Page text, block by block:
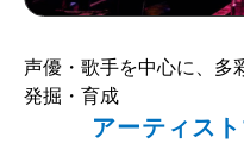
声優・歌手を中心に、多
発掘・育成
アーティス